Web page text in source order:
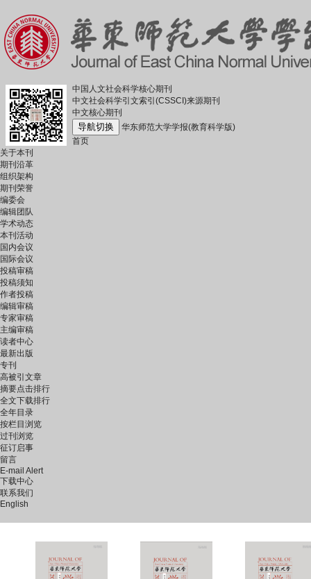
中国人文社会科学核心期刊
中文社会科学引文索引(CSSCI)来源期刊
中文核心期刊
导航切换
华东师范大学学报(教育科学版)
首页
关于本刊
期刊沿革
组织架构
期刊荣誉
编委会
编辑团队
学术动态
本刊活动
国内会议
国际会议
投稿审稿
投稿须知
作者投稿
编辑审稿
专家审稿
主编审稿
读者中心
最新出版
专刊
高被引文章
摘要点击排行
全文下载排行
全年目录
按栏目浏览
过刊浏览
征订启事
留言
E-mail Alert
下载中心
联系我们
English